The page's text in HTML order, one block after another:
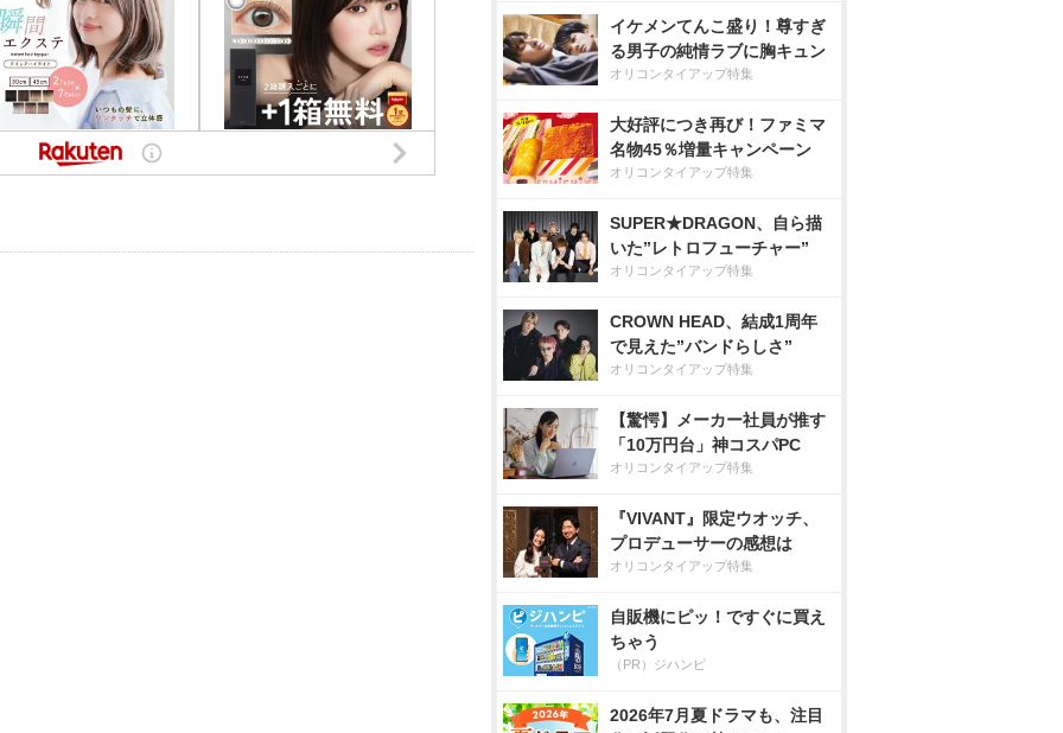
イケメンてんこ盛り！尊すぎ
る男子の純情ラブに胸キュン
オリコンタイアップ特集
大好評につき再び！ファミマ
名物45％増量キャンペーン
オリコンタイアップ特集
SUPER★DRAGON、自ら描
いた”レトロフューチャー”
オリコンタイアップ特集
CROWN HEAD、結成1周年
で見えた”バンドらしさ”
オリコンタイアップ特集
【驚愕】メーカー社員が推す
「10万円台」神コスパPC
オリコンタイアップ特集
『VIVANT』限定ウオッチ、
プロデューサーの感想は
オリコンタイアップ特集
自販機にピッ！ですぐに買え
ちゃう
（PR）ジハンピ
2026年7月夏ドラマも、注目